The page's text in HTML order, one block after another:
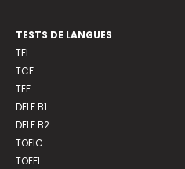
TESTS DE LANGUES
TFI
TCF
TEF
DELF B1
DELF B2
TOEIC
TOEFL